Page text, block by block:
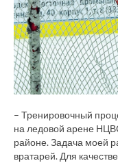
– Тренировочный
на ледовой арене
районе. Задача моей
вратарей. Для